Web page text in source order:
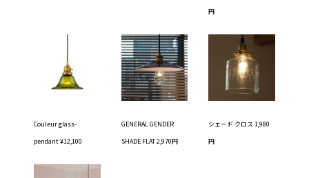
円
Couleur glass-
pendant ¥12,100
GENERAL GENDER
SHADE FLAT 2,970円
シェード クロス 1,980
円